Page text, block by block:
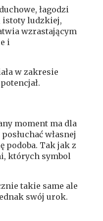
łagodzi
istoty ludzkiej,
wzrastającym
i
w zakresie
moment ma dla
własnej
podoba. Tak jak z
których symbol
takie same ale
swój urok.